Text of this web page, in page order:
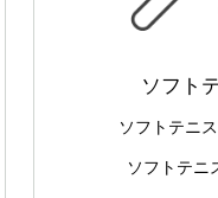
ソフト
ソフトテニ
ソフトテニ